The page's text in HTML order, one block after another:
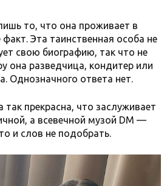
то, что она проживает в
Эта таинственная особа не
свою биографию, так что не
она разведчица, кондитер или
Однозначного ответа нет.
так прекрасна, что заслуживает
а всевечной музой DM —
и слов не подобрать.